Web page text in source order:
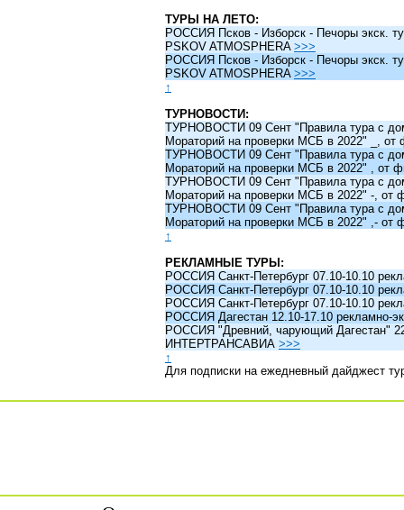
ТУРЫ НА ЛЕТО:
РОССИЯ Псков - Изборск - Печоры экск.
PSKOV ATMOSPHERA >>>
РОССИЯ Псков - Изборск - Печоры экск.
PSKOV ATMOSPHERA >>>
↑
ТУРНОВОСТИ:
ТУРНОВОСТИ 09 Сент "Правила тура с
Мораторий на проверки МСБ в 2022" _,
ТУРНОВОСТИ 09 Сент "Правила тура с
Мораторий на проверки МСБ в 2022" ,
ТУРНОВОСТИ 09 Сент "Правила тура с
Мораторий на проверки МСБ в 2022" -,
ТУРНОВОСТИ 09 Сент "Правила тура с
Мораторий на проверки МСБ в 2022" ,-
↑
РЕКЛАМНЫЕ ТУРЫ:
РОССИЯ Санкт-Петербург 07.10-10.10
РОССИЯ Санкт-Петербург 07.10-10.10
РОССИЯ Санкт-Петербург 07.10-10.10
РОССИЯ Дагестан 12.10-17.10 рекламно-
РОССИЯ "Древний, чарующий Дагестан"
ИНТЕРТРАНСАВИА >>>
↑
Для подписки на ежедневный дайджест